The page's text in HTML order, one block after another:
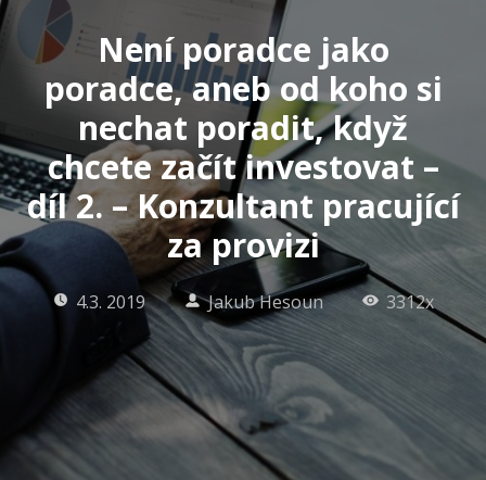
Není poradce jako
poradce, aneb od koho si
nechat poradit, když
chcete začít investovat –
díl 2. – Konzultant pracující
za provizi
4.3. 2019 Jakub Hesoun 3312x